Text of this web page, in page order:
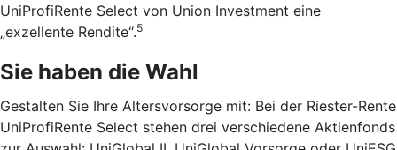
UniProfiRente Select von Union Investment eine
„exzellente Rendite“.5
Sie haben die Wahl
Gestalten Sie Ihre Altersvorsorge mit: Bei der Riester-Rente
UniProfiRente Select stehen drei verschiedene Aktienfonds